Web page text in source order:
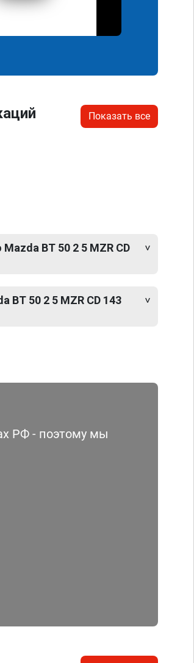
Показать все
BT 50 2 5 MZR CD
50 2 5 MZR CD 143
РФ - поэтому мы